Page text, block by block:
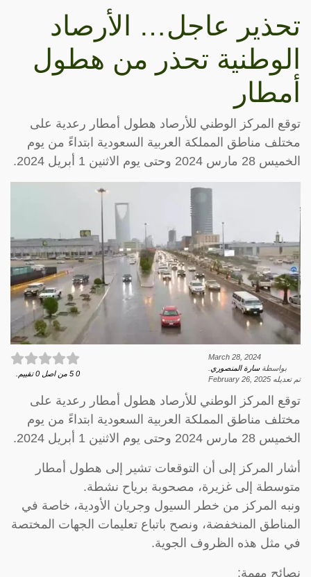
تحذير عاجل… الأرصاد
الوطنية تحذر من هطول
أمطار
توقع المركز الوطني للأرصاد هطول أمطار رعدية على
مختلف مناطق المملكة العربية السعودية ابتداءً من يوم
الخميس 28 مارس 2024 وحتى يوم الاثنين 1 أبريل 2024.
March 28, 2024
بواسطةسارة المنصوري
تم تعديله February 26, 2025
0
5 من اصل 0 تقييم.
توقع المركز الوطني للأرصاد هطول أمطار رعدية على
مختلف مناطق المملكة العربية السعودية ابتداءً من يوم
الخميس 28 مارس 2024 وحتى يوم الاثنين 1 أبريل 2024.
أشار المركز إلى أن التوقعات تشير إلى هطول أمطار
متوسطة إلى غزيرة، مصحوبة برياح نشطة.
ونبه المركز من خطر السيول وجريان الأودية، خاصة في
المناطق المنخفضة، ونصح باتباع تعليمات الجهات المختصة
في مثل هذه الظروف الجوية.
نصائح مهمة: